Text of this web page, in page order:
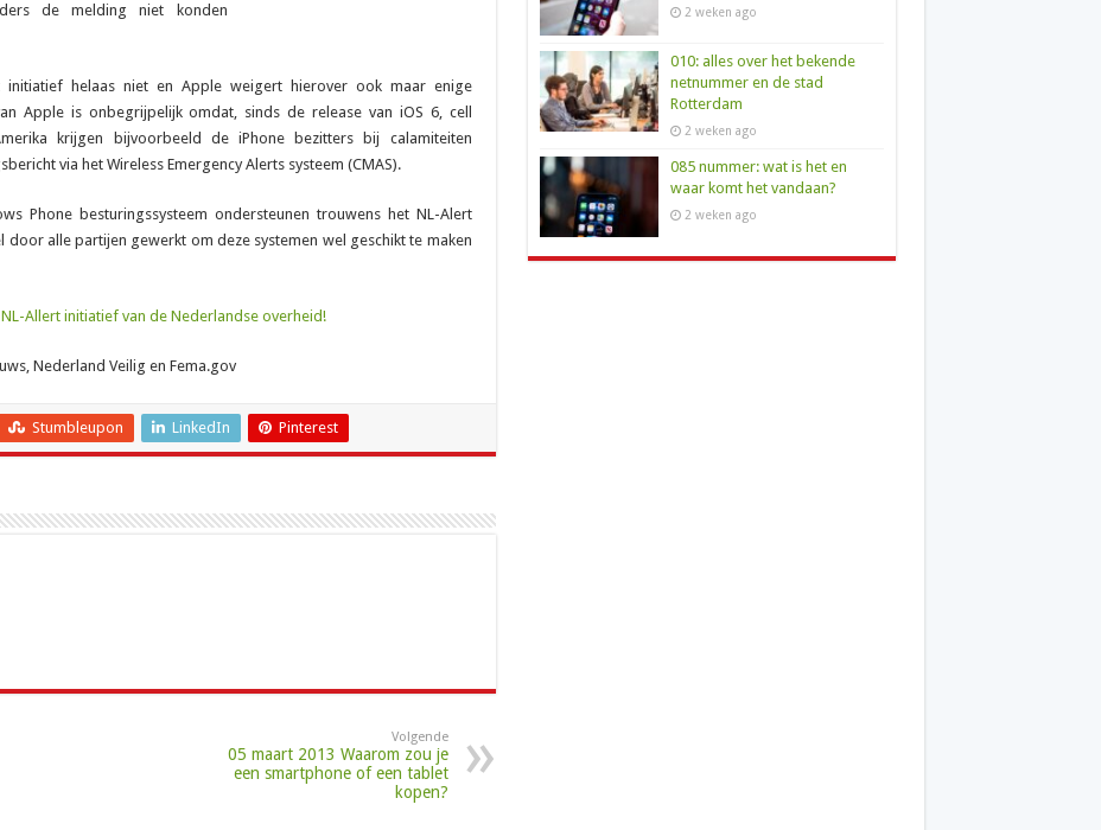
de melding niet konden
initiatief helaas niet en Apple weigert hierover ook maar enige
Apple is onbegrijpelijk omdat, sinds de release van iOS 6, cell
krijgen bijvoorbeeld de iPhone bezitters bij calamiteiten
via het Wireless Emergency Alerts systeem (CMAS).
Phone besturingssysteem ondersteunen trouwens het NL-Alert
alle partijen gewerkt om deze systemen wel geschikt te maken
Allert initiatief van de Nederlandse overheid!
Nederland Veilig en Fema.gov
Stumbleupon LinkedIn Pinterest
Volgende
05 maart 2013 Waarom zou je
een smartphone of een tablet
kopen?
2 weken ago
010: alles over het bekende
netnummer en de stad
Rotterdam
2 weken ago
085 nummer: wat is het en
waar komt het vandaan?
2 weken ago